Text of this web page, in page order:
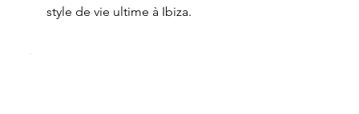
style de vie ultime à Ibiza.